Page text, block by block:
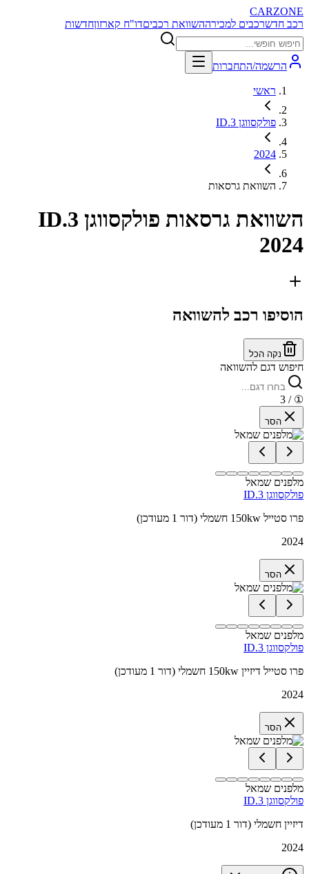
CARZONE
רכב חדשרכבים למכירההשוואת רכביםדו"ח קארזוןחדשות
הרשמה/התחברות
ראשי
פולקסווגן ID.3
2024
השוואת גרסאות
השוואת גרסאות
פולקסווגן ID.3
2024
הוסיפו רכב להשוואה
נקה הכל
חיפוש דגם להשוואה
①
/ 3
הסר
מלפנים שמאל
פולקסווגן ID.3
פרו סטייל 150kw חשמלי (דור 1 מעודכן)
2024
הסר
מלפנים שמאל
פולקסווגן ID.3
פרו סטייל דיזיין 150kw חשמלי (דור 1 מעודכן)
2024
הסר
מלפנים שמאל
פולקסווגן ID.3
דיזיין חשמלי (דור 1 מעודכן)
2024